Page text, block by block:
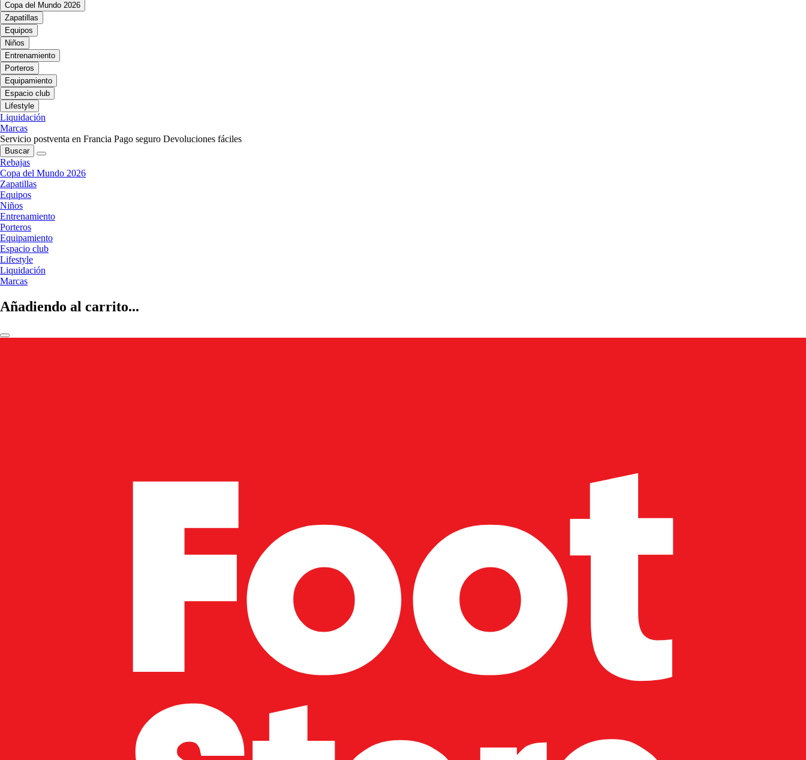
Copa del Mundo 2026
Zapatillas
Equipos
Niños
Entrenamiento
Porteros
Equipamiento
Espacio club
Lifestyle
Liquidación
Marcas
Servicio postventa en Francia Pago seguro Devoluciones fáciles
Buscar
Rebajas
Copa del Mundo 2026
Zapatillas
Equipos
Niños
Entrenamiento
Porteros
Equipamiento
Espacio club
Lifestyle
Liquidación
Marcas
Añadiendo al carrito...